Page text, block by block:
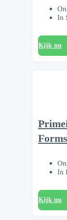
In
Kijk nu
Forms
In
Kijk nu